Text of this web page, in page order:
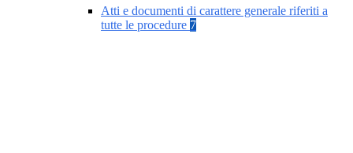
Atti e documenti di carattere generale riferiti a
tutte le procedure 7